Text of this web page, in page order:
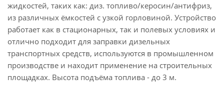
жидкостей, таких как: диз. топливо/керосин/антифриз,
из различных ёмкостей с узкой горловиной. Устройство
работает как в стационарных, так и полевых условиях и
отлично подходит для заправки дизельных
транспортных средств, используются в промышленном
производстве и находит применение на строительных
площадках. Высота подъёма топлива - до 3 м.